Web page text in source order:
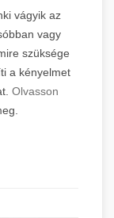
vágyik az
vagy
szüksége
a kényelmet
Olvasson